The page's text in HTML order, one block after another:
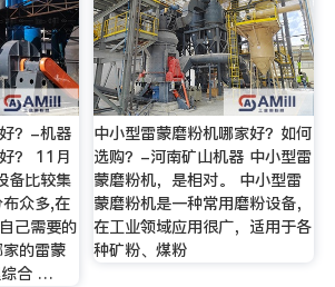
？-机器
？ 11月
备比较集
众多,在
己需要的
的雷蒙
综合 …
中小型雷蒙磨粉机哪家好？如何
选购？-河南矿山机器 中小型雷
蒙磨粉机，是相对。 中小型雷
蒙磨粉机是一种常用磨粉设备，
在工业领域应用很广，适用于各
种矿粉、煤粉